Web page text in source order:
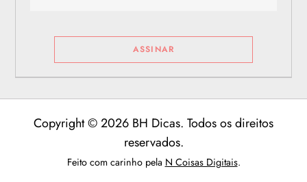
Copyright © 2026 BH Dicas. Todos os direitos
reservados.
Feito com carinho pela N Coisas Digitais.